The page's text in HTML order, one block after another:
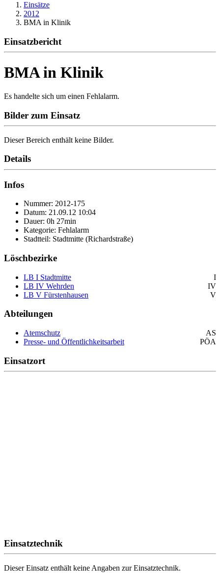
Einsätze
2012
BMA in Klinik
Einsatzbericht
BMA in Klinik
Es handelte sich um einen Fehlalarm.
Bilder zum Einsatz
Dieser Bereich enthält keine Bilder.
Details
Infos
Nummer: 2012-175
Datum: 21.09.12 10:04
Dauer: 0h 27min
Kategorie: Fehlalarm
Stadtteil: Stadtmitte (Richardstraße)
Löschbezirke
LB I Stadtmitte
I
LB IV Wehrden
IV
LB V Fürstenhausen
V
Abteilungen
Atemschutz
AS
Presse- und Öffentlichkeitsarbeit
PÖA
Einsatzort
Einsatztechnik
Dieser Einsatz enthält keine Angaben zur Einsatztechnik.